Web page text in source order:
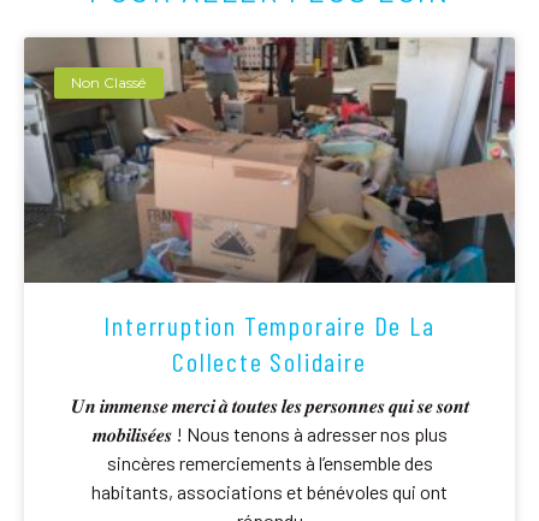
Non Classé
Interruption Temporaire De La
Collecte Solidaire
𝑼𝒏 𝒊𝒎𝒎𝒆𝒏𝒔𝒆 𝒎𝒆𝒓𝒄𝒊 𝒂̀ 𝒕𝒐𝒖𝒕𝒆𝒔 𝒍𝒆𝒔 𝒑𝒆𝒓𝒔𝒐𝒏𝒏𝒆𝒔 𝒒𝒖𝒊 𝒔𝒆 𝒔𝒐𝒏𝒕
𝒎𝒐𝒃𝒊𝒍𝒊𝒔𝒆́𝒆𝒔 ! Nous tenons à adresser nos plus
sincères remerciements à l’ensemble des
habitants, associations et bénévoles qui ont